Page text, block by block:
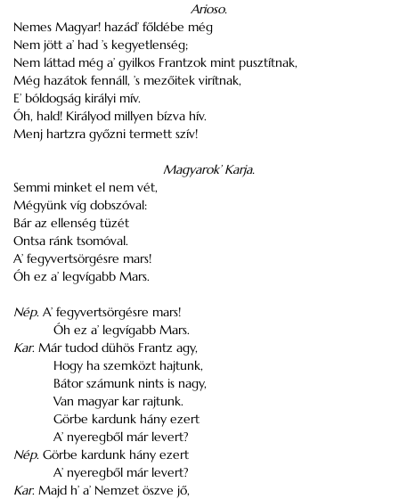
Arioso.
Nemes Magyar! hazád’ főldébe még
Nem jött a’ had ’s kegyetlenség;
Nem láttad még a’ gyilkos Frantzok mint pusztítnak,
Még hazátok fennáll, ’s mezőitek virítnak,
E’ bóldogság királyi mív.
Óh, hald! Királyod millyen bízva hív.
Menj hartzra győzni termett szív!
Magyarok’ Karja.
Semmi minket el nem vét,
Mégyünk víg dobszóval:
Bár az ellenség tüzét
Ontsa ránk tsomóval.
A’ fegyvertsörgésre mars!
Óh ez a’ legvígabb Mars.
Nép. A’ fegyvertsörgésre mars!
Óh ez a’ legvígabb Mars.
Kar. Már tudod dühös Frantz agy,
Hogy ha szemközt hajtunk,
Bátor számunk nints is nagy,
Van magyar kar rajtunk.
Görbe kardunk hány ezert
A’ nyeregből már levert?
Nép. Görbe kardunk hány ezert
A’ nyeregből már levert?
Kar. Majd h’ a’ Nemzet öszve jő,